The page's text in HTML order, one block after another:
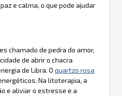
e calma, o que pode ajudar
chamado de pedra do amor,
de abrir o chacra
de Libra. O quartzo rosa
Na litoterapia, a
e aliviar o estresse e a